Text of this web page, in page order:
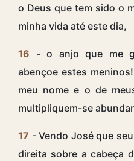
o Deus que tem sido o
minha vida até este dia,
16 - o anjo que me
abençoe estes
meu nome e o de
multipliquem-se
17 - Vendo José que
direita sobre a cabeça